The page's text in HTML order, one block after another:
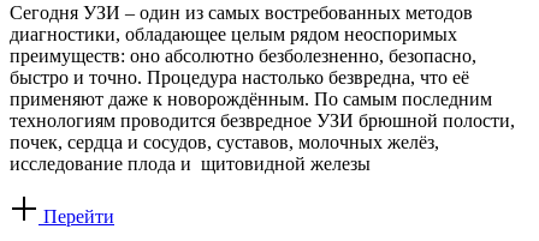
Сегодня УЗИ – один из самых востребованных методов
диагностики, обладающее целым рядом неоспоримых
преимуществ: оно абсолютно безболезненно, безопасно,
быстро и точно. Процедура настолько безвредна, что её
применяют даже к новорождённым. По самым последним
технологиям проводится безвредное УЗИ брюшной полости,
почек, сердца и сосудов, суставов, молочных желёз,
исследование плода и щитовидной железы
Перейти